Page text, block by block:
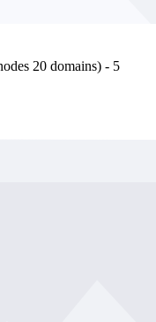
20 domains) - 5